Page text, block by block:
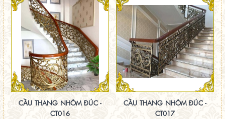
CẦU THANG NHÔM ĐÚC -
CT016
CẦU THANG NHÔM ĐÚC -
CT017